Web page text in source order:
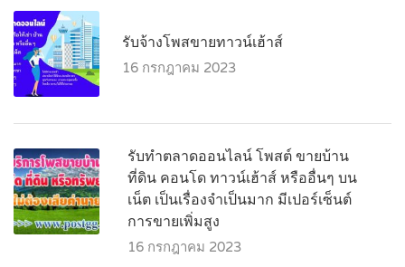
รับจ้างโพสขายทาวน์เฮ้าส์
16 กรกฎาคม 2023
รับทำตลาดออนไลน์ โพสต์ ขายบ้าน
ที่ดิน คอนโด ทาวน์เฮ้าส์ หรืออื่นๆ บน
เน็ต เป็นเรื่องจำเป็นมาก มีเปอร์เซ็นต์
การขายเพิ่มสูง
16 กรกฎาคม 2023